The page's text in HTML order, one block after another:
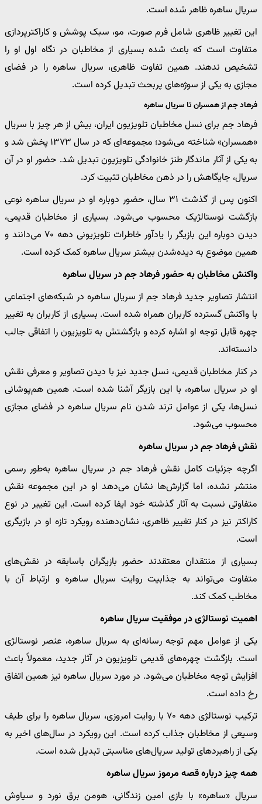
سریال ساهره ظاهر شده است.
این تغییر ظاهری شامل فرم صورت، مو، سبک پوشش و کاراکترپردازی
متفاوت است که باعث شده بسیاری از مخاطبان در نگاه اول او را
تشخیص ندهند. همین تفاوت ظاهری، سریال ساهره را در فضای
مجازی به یکی از سوژه‌های پربحث تبدیل کرده است.
فرهاد جم از همسران تا سریال ساهره
فرهاد جم برای نسل مخاطبان تلویزیون ایران، بیش از هر چیز با سریال
«همسران» شناخته می‌شود؛ مجموعه‌ای که در سال ۱۳۷۳ پخش شد و
به یکی از آثار ماندگار طنز خانوادگی تلویزیون تبدیل شد. حضور او در آن
سریال، جایگاهش را در ذهن مخاطبان تثبیت کرد.
اکنون پس از گذشت ۳۱ سال، حضور دوباره او در سریال ساهره نوعی
بازگشت نوستالژیک محسوب می‌شود. بسیاری از مخاطبان قدیمی،
دیدن دوباره این بازیگر را یادآور خاطرات تلویزیونی دهه ۷۰ می‌دانند و
همین موضوع به دیده‌شدن بیشتر سریال ساهره کمک کرده است.
واکنش مخاطبان به حضور فرهاد جم در سریال ساهره
انتشار تصاویر جدید فرهاد جم از سریال ساهره در شبکه‌های اجتماعی
با واکنش گسترده کاربران همراه شده است. بسیاری از کاربران به تغییر
چهره قابل توجه او اشاره کرده و بازگشتش به تلویزیون را اتفاقی جالب
دانسته‌اند.
در کنار مخاطبان قدیمی، نسل جدید نیز با دیدن تصاویر و معرفی نقش
او در سریال ساهره، با این بازیگر آشنا شده است. همین هم‌پوشانی
نسل‌ها، یکی از عوامل ترند شدن نام سریال ساهره در فضای مجازی
محسوب می‌شود.
نقش فرهاد جم در سریال ساهره
اگرچه جزئیات کامل نقش فرهاد جم در سریال ساهره به‌طور رسمی
منتشر نشده، اما گزارش‌ها نشان می‌دهد او در این مجموعه نقش
متفاوتی نسبت به آثار گذشته خود ایفا کرده است. این تغییر در نوع
کاراکتر نیز در کنار تغییر ظاهری، نشان‌دهنده رویکرد تازه او در بازیگری
است.
بسیاری از منتقدان معتقدند حضور بازیگران باسابقه در نقش‌های
متفاوت می‌تواند به جذابیت روایت سریال ساهره و ارتباط آن با
مخاطب کمک کند.
اهمیت نوستالژی در موفقیت سریال ساهره
یکی از عوامل مهم توجه رسانه‌ای به سریال ساهره، عنصر نوستالژی
است. بازگشت چهره‌های قدیمی تلویزیون در آثار جدید، معمولاً باعث
افزایش توجه مخاطبان می‌شود. در مورد سریال ساهره نیز همین اتفاق
رخ داده است.
ترکیب نوستالژی دهه ۷۰ با روایت امروزی، سریال ساهره را برای طیف
وسیعی از مخاطبان جذاب کرده است. این رویکرد در سال‌های اخیر به
یکی از راهبردهای تولید سریال‌های مناسبتی تبدیل شده است.
همه چیز درباره قصه مرموز سریال ساهره
سریال «ساهره» با بازی امین زندگانی، هومن برق نورد و سیاوش